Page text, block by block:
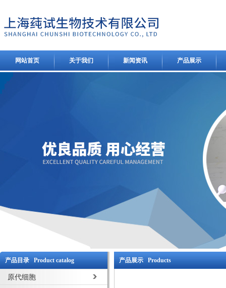
网站首页 关于我们 新闻资讯 产品展示
产品目录 Product catalog
原代细胞
产品展示 Products